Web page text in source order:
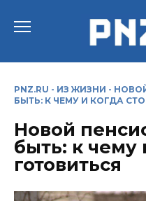
PNZ.RU - ИЗ ЖИЗНИ -
БЫТЬ: К ЧЕМУ И КОГДА
Новой
быть: к чему
готовиться